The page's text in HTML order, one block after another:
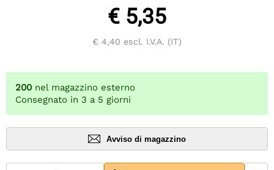
€ 5,35
€ 4,40 escl. I.V.A. (IT)
200 nel magazzino esterno
Consegnato in 3 a 5 giorni
Avviso di magazzino